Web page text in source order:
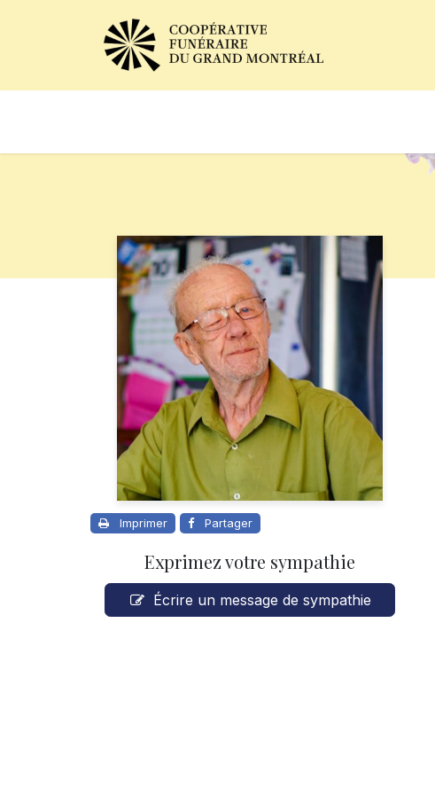
Imprimer Partager
Exprimez votre sympathie
Écrire un message de sympathie